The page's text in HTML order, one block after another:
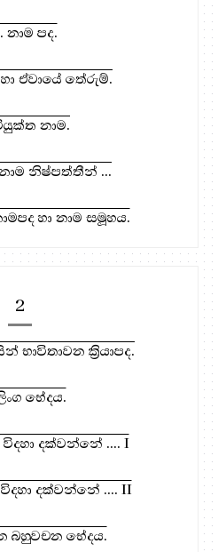
නාම පද.
ඒවායේ තේරුම්.
නාම.
නිෂ්පත්තීන් ...
හා නාම සමූහය.
2
භාවිතාවන ක්‍රියාපද.
භේදය.
විදහා දක්වන්නේ .... I
දක්වන්නේ .... II
බහුවචන භේදය.